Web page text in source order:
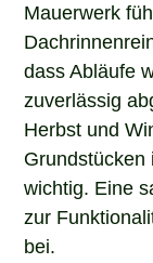
Mauerwerk
dass Abläufe
zuverlässig
Herbst und
Grundstücken
wichtig. Eine
zur
bei.